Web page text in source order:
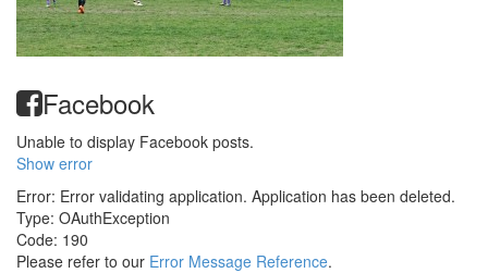
Facebook
Unable to display Facebook posts.
Show error
Error: Error validating application. Application has been deleted.
Type: OAuthException
Code: 190
Please refer to our Error Message Reference.